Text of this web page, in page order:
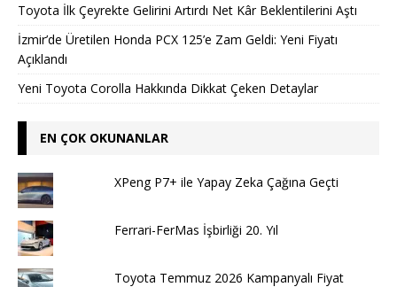
Toyota İlk Çeyrekte Gelirini Artırdı Net Kâr Beklentilerini Aştı
İzmir’de Üretilen Honda PCX 125’e Zam Geldi: Yeni Fiyatı
Açıklandı
Yeni Toyota Corolla Hakkında Dikkat Çeken Detaylar
EN ÇOK OKUNANLAR
XPeng P7+ ile Yapay Zeka Çağına Geçti
Ferrari-FerMas İşbirliği 20. Yıl
Toyota Temmuz 2026 Kampanyalı Fiyat